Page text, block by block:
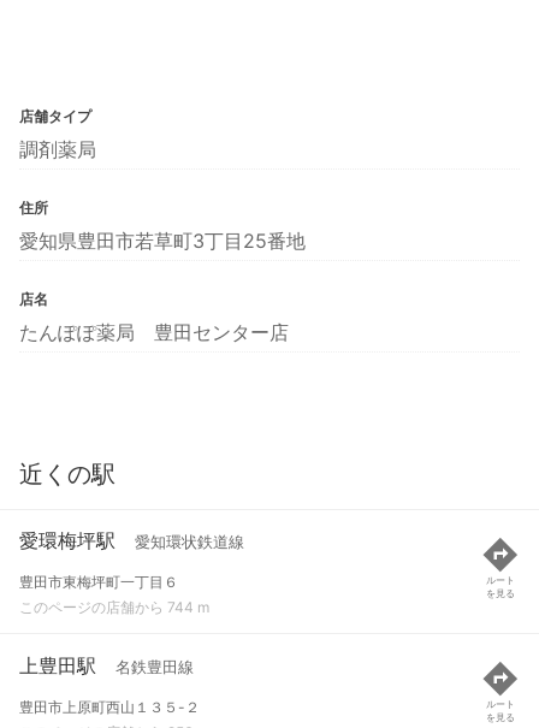
店舗タイプ
調剤薬局
住所
愛知県豊田市若草町3丁目25番地
店名
たんぽぽ薬局 豊田センター店
近くの駅
愛環梅坪駅 愛知環状鉄道線
豊田市東梅坪町一丁目６
このページの店舗から 744 m
ルート
を見る
上豊田駅 名鉄豊田線
豊田市上原町西山１３５-２
ルート
を見る